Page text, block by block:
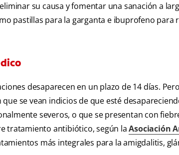
su causa y fomentar una sanación a
pastillas para la garganta e ibuprofeno
desaparecen en un plazo de 14 días.
se vean indicios de que esté
severos, o que se presentan con
tratamiento antibiótico, según laAsociación
más integrales para la amigdalitis,